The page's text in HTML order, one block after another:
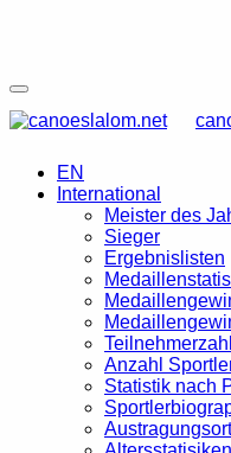
EN
International
Meister des
Sieger
Ergebnislisten
Anzahl
Statistik nach